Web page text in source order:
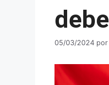
05/03/2024 por